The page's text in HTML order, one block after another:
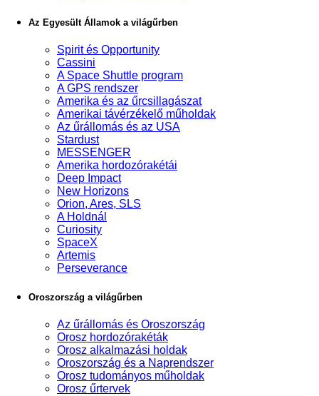
Az Egyesült Államok a világűrben
Spirit és Opportunity
Cassini
A Space Shuttle program
A GPS rendszer
Amerika és az űrcsillagászat
Amerikai távérzékelő műholdak
Az űrállomás és az USA
Stardust
MESSENGER
Amerika hordozórakétái
Deep Impact
New Horizons
Orion, Ares, SLS
A Holdnál
Curiosity
SpaceX
Artemis
Perseverance
Oroszország a világűrben
Az űrállomás és Oroszország
Orosz hordozórakéták
Orosz alkalmazási holdak
Oroszország és a Naprendszer
Orosz tudományos műholdak
Orosz űrtervek